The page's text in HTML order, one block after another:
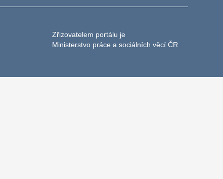
Zřizovatelem portálu je
Ministerstvo práce a sociálních věcí ČR